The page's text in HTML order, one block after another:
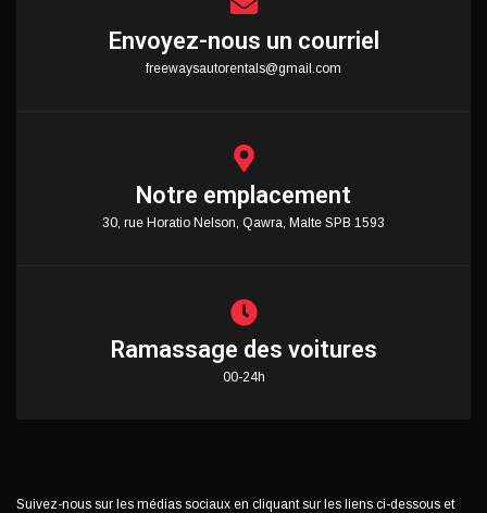
Envoyez-nous un courriel
freewaysautorentals@gmail.com
Notre emplacement
30, rue Horatio Nelson, Qawra, Malte SPB 1593
Ramassage des voitures
00-24h
Suivez-nous sur les médias sociaux en cliquant sur les liens ci-dessous et